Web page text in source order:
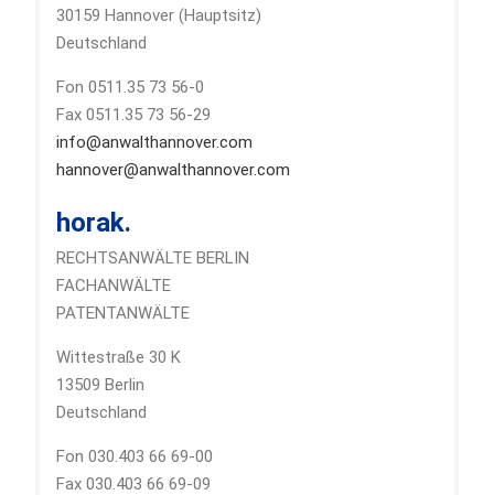
30159 Hannover (Hauptsitz)
Deutschland
Fon 0511.35 73 56-0
Fax 0511.35 73 56-29
info@anwalthannover.com
hannover@anwalthannover.com
horak.
RECHTSANWÄLTE BERLIN
FACHANWÄLTE
PATENTANWÄLTE
Wittestraße 30 K
13509 Berlin
Deutschland
Fon 030.403 66 69-00
Fax 030.403 66 69-09